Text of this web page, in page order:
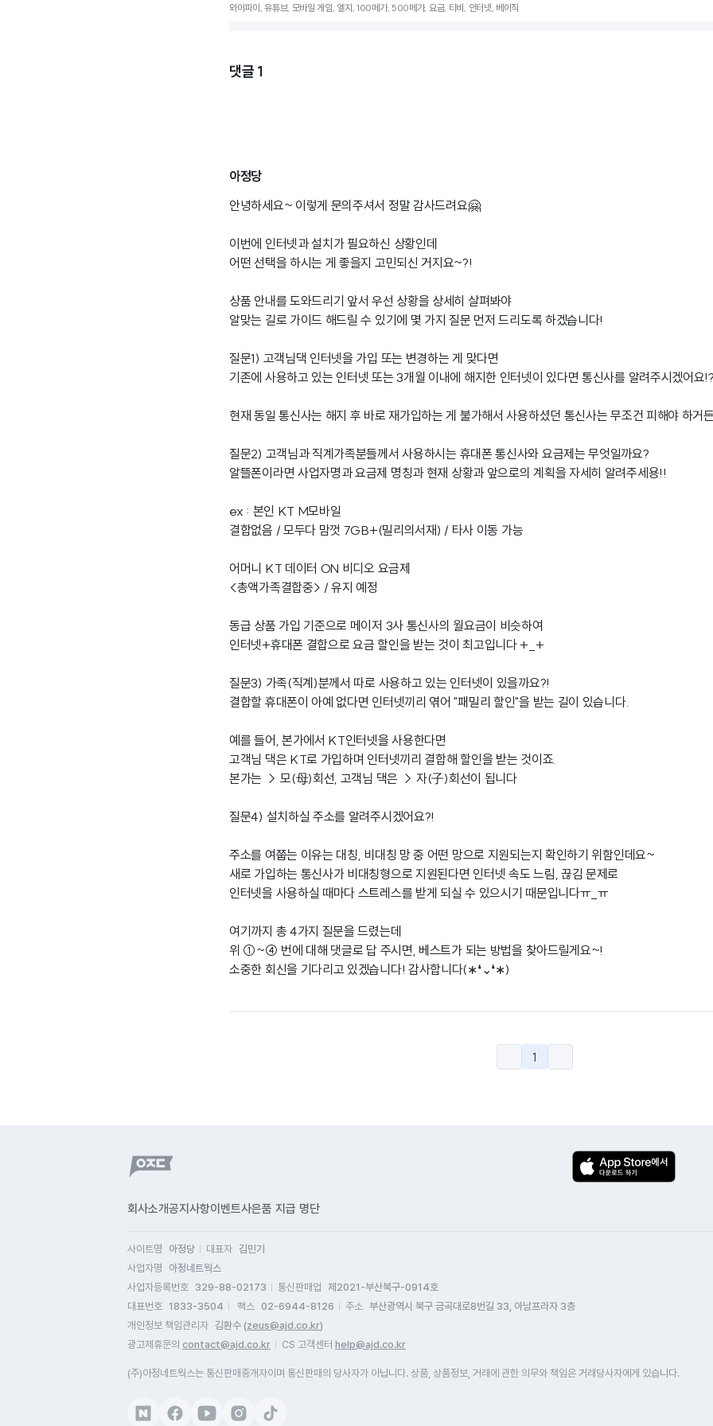
와이파이, 유튜브, 모바일 게임, 엘지, 100메가, 500메가, 요금, 티비, 인터넷, 베이직
댓글 1
아정당
안녕하세요~ 이렇게 문의주셔서 정말 감사드려요🤗
이번에 인터넷과 설치가 필요하신 상황인데
어떤 선택을 하시는 게 좋을지 고민되신 거지요~?!
상품 안내를 도와드리기 앞서 우선 상황을 상세히 살펴봐야
알맞는 길로 가이드 해드릴 수 있기에 몇 가지 질문 먼저 드리도록 하겠습니다!
질문1) 고객님댁 인터넷을 가입 또는 변경하는 게 맞다면
기존에 사용하고 있는 인터넷 또는 3개월 이내에 해지한 인터넷이 있다면 통신사를 알려주시겠어요
현재 동일 통신사는 해지 후 바로 재가입하는 게 불가해서 사용하셨던 통신사는 무조건 피해야 하거
질문2) 고객님과 직계가족분들께서 사용하시는 휴대폰 통신사와 요금제는 무엇일까요?
알뜰폰이라면 사업자명과 요금제 명칭과 현재 상황과 앞으로의 계획을 자세히 알려주세용!!
ex : 본인 KT M모바일
결합없음 / 모두다 맘껏 7GB+(밀리의서재) / 타사 이동 가능
어머니 KT 데이터 ON 비디오 요금제
<총액가족결합중> / 유지 예정
동급 상품 가입 기준으로 메이저 3사 통신사의 월요금이 비슷하여
인터넷+휴대폰 결합으로 요금 할인을 받는 것이 최고입니다 +_+
질문3) 가족(직계)분께서 따로 사용하고 있는 인터넷이 있을까요?!
결합할 휴대폰이 아예 없다면 인터넷끼리 엮어 "패밀리 할인"을 받는 길이 있습니다.
예를 들어, 본가에서 KT인터넷을 사용한다면
고객님 댁은 KT로 가입하며 인터넷끼리 결합해 할인을 받는 것이죠.
본가는 → 모(母)회선, 고객님 댁은 → 자(子)회선이 됩니다
질문4) 설치하실 주소를 알려주시겠어요?!
주소를 여쭙는 이유는 대칭, 비대칭 망 중 어떤 망으로 지원되는지 확인하기 위함인데요~
새로 가입하는 통신사가 비대칭형으로 지원된다면 인터넷 속도 느림, 끊김 문제로
인터넷을 사용하실 때마다 스트레스를 받게 되실 수 있으시기 때문입니다ㅠ_ㅠ
여기까지 총 4가지 질문을 드렸는데
위 ①~④ 번에 대해 댓글로 답 주시면, 베스트가 되는 방법을 찾아드릴게요~!
소중한 회신을 기다리고 있겠습니다! 감사합니다(∗❛⌄❛∗)
1
회사소개공지사항이벤트사은품 지급 명단
사이트명 아정당 대표자 김민기
사업자명
아정네트웍스
사업자등록번호 329-88-02173 통신판매업
제2021-부산북구-0914호
대표번호 1833-3504 팩스 02-6944-8126 주소 부산광역시 북구 금곡대로8번길 33, 아남프라자 3층
개인정보 책임관리자 김환수 (zeus@ajd.co.kr)
광고제휴문의 contact@ajd.co.kr CS 고객센터 help@ajd.co.kr
(주)아정네트웍스는 통신판매중개자이며 통신판매의 당사자가 아닙니다. 상품, 상품정보, 거래에 관한 의무와 책임은 거래당사자에게 있습니다.